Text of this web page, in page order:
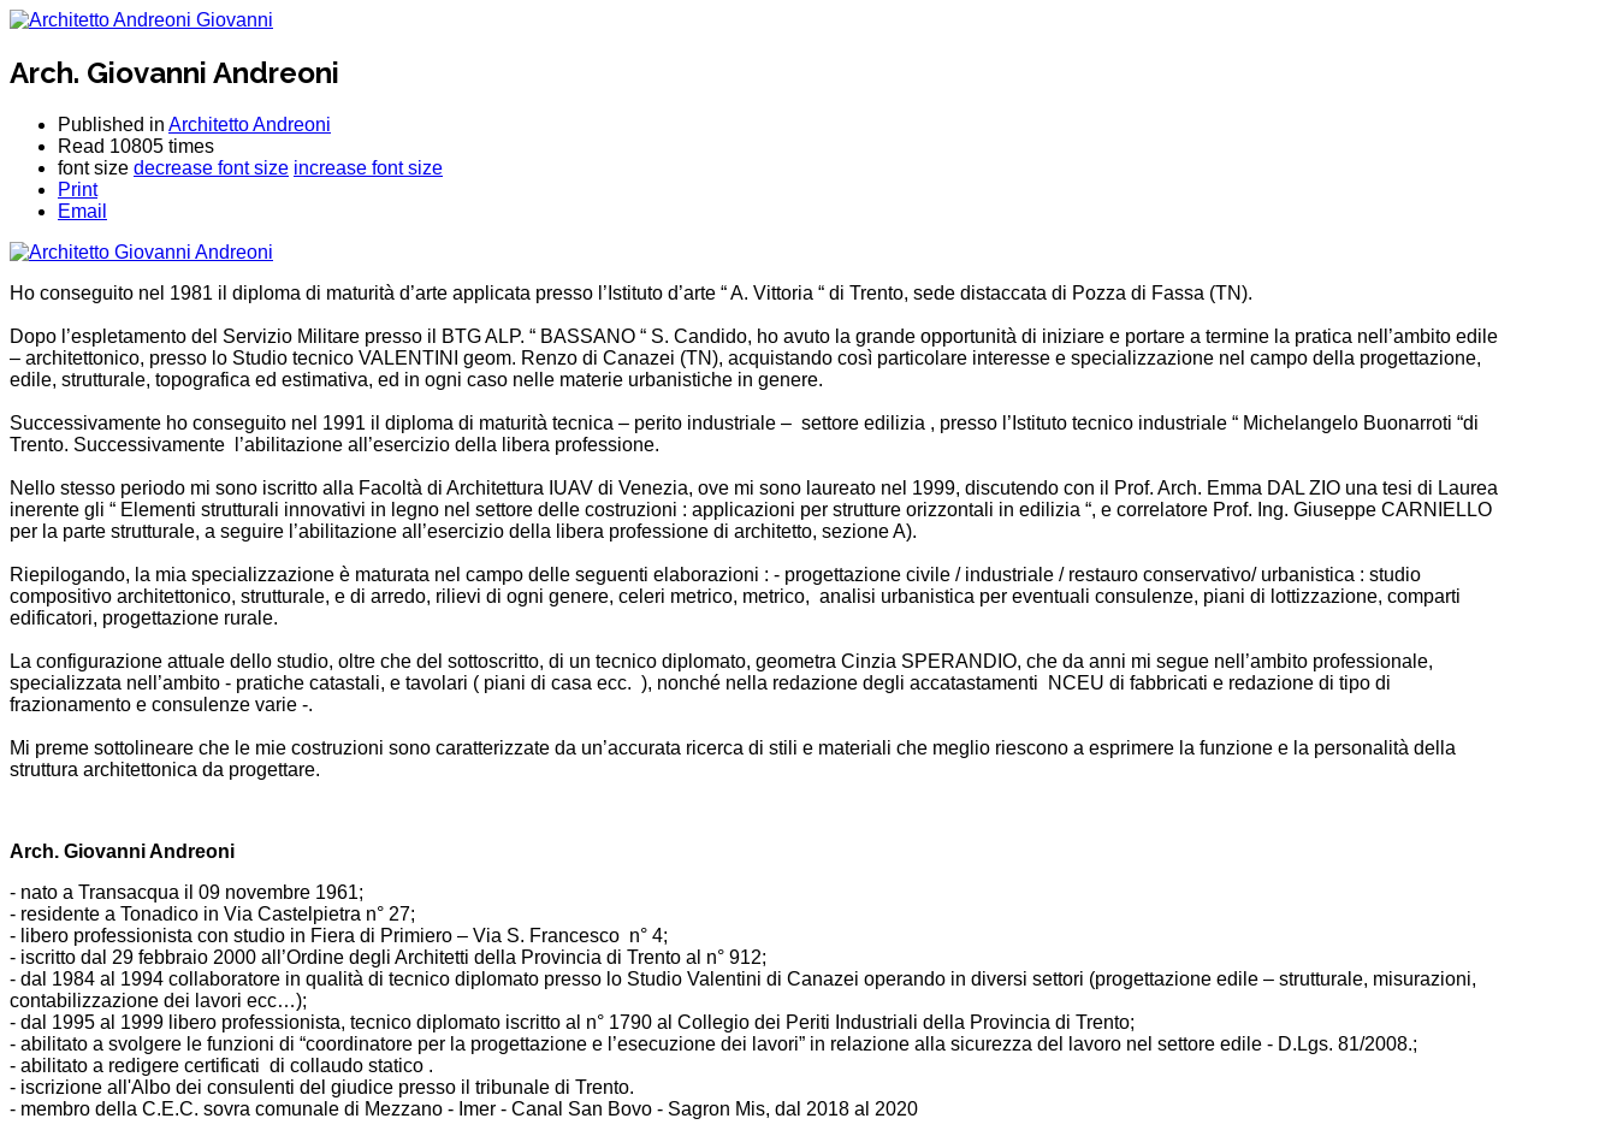
Arch. Giovanni Andreoni
Published in Architetto Andreoni
Read 10805 times
font size decrease font size increase font size
Print
Email
Ho conseguito nel 1981 il diploma di maturità d’arte applicata presso l’Istituto d’arte “ A. Vittoria “ di Trento, sede distaccata di Pozza di Fassa (TN).
Dopo l’espletamento del Servizio Militare presso il BTG ALP. “ BASSANO “ S. Candido, ho avuto la grande opportunità di iniziare e portare a termine la pratica nell’ambito edile
– architettonico, presso lo Studio tecnico VALENTINI geom. Renzo di Canazei (TN), acquistando così particolare interesse e specializzazione nel campo della progettazione,
edile, strutturale, topografica ed estimativa, ed in ogni caso nelle materie urbanistiche in genere.
Successivamente ho conseguito nel 1991 il diploma di maturità tecnica – perito industriale – settore edilizia , presso l’Istituto tecnico industriale “ Michelangelo Buonarroti “di
Trento. Successivamente l’abilitazione all’esercizio della libera professione.
Nello stesso periodo mi sono iscritto alla Facoltà di Architettura IUAV di Venezia, ove mi sono laureato nel 1999, discutendo con il Prof. Arch. Emma DAL ZIO una tesi di Laurea
inerente gli “ Elementi strutturali innovativi in legno nel settore delle costruzioni : applicazioni per strutture orizzontali in edilizia “, e correlatore Prof. Ing. Giuseppe CARNIELLO
per la parte strutturale, a seguire l’abilitazione all’esercizio della libera professione di architetto, sezione A).
Riepilogando, la mia specializzazione è maturata nel campo delle seguenti elaborazioni : - progettazione civile / industriale / restauro conservativo/ urbanistica : studio
compositivo architettonico, strutturale, e di arredo, rilievi di ogni genere, celeri metrico, metrico, analisi urbanistica per eventuali consulenze, piani di lottizzazione, comparti
edificatori, progettazione rurale.
La configurazione attuale dello studio, oltre che del sottoscritto, di un tecnico diplomato, geometra Cinzia SPERANDIO, che da anni mi segue nell’ambito professionale,
specializzata nell’ambito - pratiche catastali, e tavolari ( piani di casa ecc. ), nonché nella redazione degli accatastamenti NCEU di fabbricati e redazione di tipo di
frazionamento e consulenze varie -.
Mi preme sottolineare che le mie costruzioni sono caratterizzate da un’accurata ricerca di stili e materiali che meglio riescono a esprimere la funzione e la personalità della
struttura architettonica da progettare.
Arch. Giovanni Andreoni
- nato a Transacqua il 09 novembre 1961;
- residente a Tonadico in Via Castelpietra n° 27;
- libero professionista con studio in Fiera di Primiero – Via S. Francesco n° 4;
- iscritto dal 29 febbraio 2000 all’Ordine degli Architetti della Provincia di Trento al n° 912;
- dal 1984 al 1994 collaboratore in qualità di tecnico diplomato presso lo Studio Valentini di Canazei operando in diversi settori (progettazione edile – strutturale, misurazioni,
contabilizzazione dei lavori ecc…);
- dal 1995 al 1999 libero professionista, tecnico diplomato iscritto al n° 1790 al Collegio dei Periti Industriali della Provincia di Trento;
- abilitato a svolgere le funzioni di “coordinatore per la progettazione e l’esecuzione dei lavori” in relazione alla sicurezza del lavoro nel settore edile - D.Lgs. 81/2008.;
- abilitato a redigere certificati di collaudo statico .
- iscrizione all'Albo dei consulenti del giudice presso il tribunale di Trento.
- membro della C.E.C. sovra comunale di Mezzano - Imer - Canal San Bovo - Sagron Mis, dal 2018 al 2020